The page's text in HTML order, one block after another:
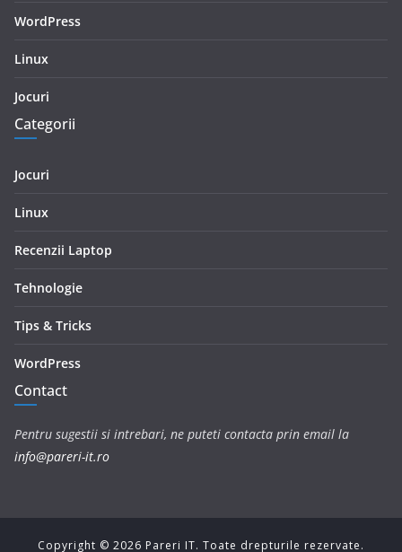
WordPress
Linux
Jocuri
Categorii
Jocuri
Linux
Recenzii Laptop
Tehnologie
Tips & Tricks
WordPress
Contact
Pentru sugestii si intrebari, ne puteti contacta prin email la
info@pareri-it.ro
Copyright © 2026 Pareri IT. Toate drepturile rezervate.